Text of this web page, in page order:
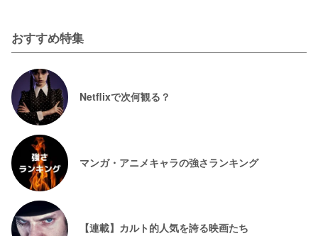
おすすめ特集
Netflixで次何観る？
マンガ・アニメキャラの強さランキング
【連載】カルト的人気を誇る映画たち